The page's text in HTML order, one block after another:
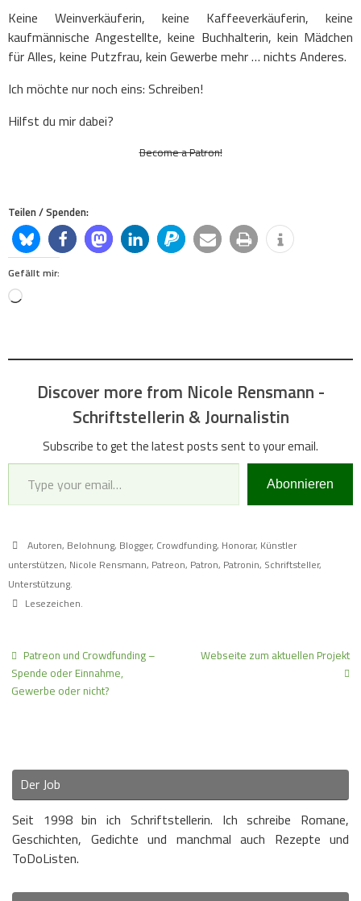
Keine Weinverkäuferin, keine Kaffeeverkäuferin, keine
kaufmännische Angestellte, keine Buchhalterin, kein Mädchen
für Alles, keine Putzfrau, kein Gewerbe mehr … nichts Anderes.
Ich möchte nur noch eins: Schreiben!
Hilfst du mir dabei?
Become a Patron!
Teilen / Spenden:
Gefällt mir:
Loading…
Discover more from Nicole Rensmann -
Schriftstellerin & Journalistin
Subscribe to get the latest posts sent to your email.
Type your email…
Abonnieren
Autoren, Belohnung, Blogger, Crowdfunding, Honorar, Künstler
unterstützen, Nicole Rensmann, Patreon, Patron, Patronin, Schriftsteller,
Unterstützung.
Lesezeichen.
Patreon und Crowdfunding –
Spende oder Einnahme,
Gewerbe oder nicht?
Webseite zum aktuellen Projekt
Der Job
Seit 1998 bin ich Schriftstellerin. Ich schreibe Romane,
Geschichten, Gedichte und manchmal auch Rezepte und
ToDoListen.